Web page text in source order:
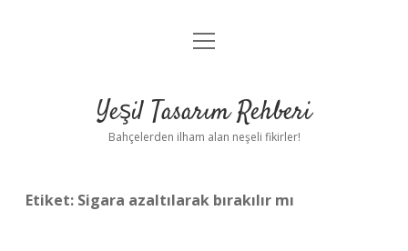
Anasayfa
Yasal Uyarı
menüyü
Yeşil Tasarım Rehberi
Bahçelerden ilham alan neşeli fikirler!
Etiket: Sigara azaltılarak bırakılır mı